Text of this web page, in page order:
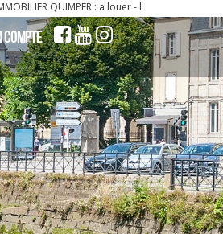
- locati appartement quimper 29000 2
COMPTE